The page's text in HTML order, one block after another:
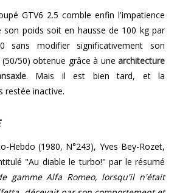
GTV6 2.5 comble enfin l'impatience
son poids soit en hausse de 100 kg par
sans modifier significativement son
50) obtenue grâce à une architecture
. Mais il est bien tard, et la
restée inactive.
Hebdo (1980, N°243), Yves Bey-Rozet,
"Au diable le turbo!" par le résumé
gamme Alfa Romeo, lorsqu'il n'était